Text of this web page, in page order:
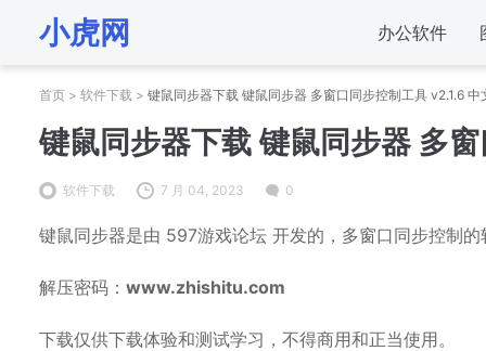
小虎网 办公软件
首页 > 软件下载 > 键鼠同步器下载 键鼠同步器 多窗口同步控制工具 v2.1.6 中
键鼠同步器下载 键鼠同步器 多
软件下载 7 月 04, 2023 0
键鼠同步器是由 597游戏论坛 开发的，多窗口同步控制
解压密码： www.zhishitu.com
下载仅供下载体验和测试学习，不得商用和正当使用。